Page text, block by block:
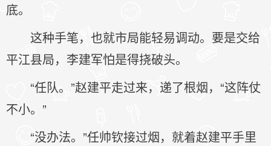
底。
这种手笔，也就市局能轻易调动。要是交给
平江县局，李建军怕是得挠破头。
“任队。”赵建平走过来，递了根烟，“这阵仗
不小。”
“没办法。”任帅钦接过烟，就着赵建平手里